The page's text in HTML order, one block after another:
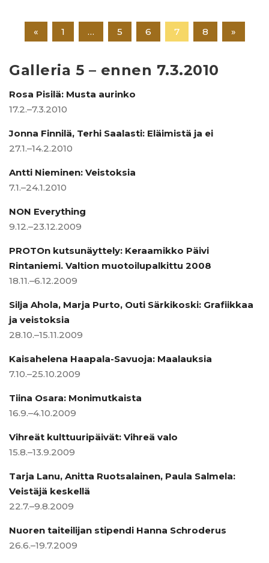
« 1 … 5 6 7 8 »
Galleria 5 – ennen 7.3.2010
Rosa Pisilä: Musta aurinko
17.2.–7.3.2010
Jonna Finnilä, Terhi Saalasti: Eläimistä ja ei
27.1.–14.2.2010
Antti Nieminen: Veistoksia
7.1.–24.1.2010
NON Everything
9.12.–23.12.2009
PROTOn kutsunäyttely: Keraamikko Päivi
Rintaniemi. Valtion muotoilupalkittu 2008
18.11.–6.12.2009
Silja Ahola, Marja Purto, Outi Särkikoski: Grafiikkaa
ja veistoksia
28.10.–15.11.2009
Kaisahelena Haapala-Savuoja: Maalauksia
7.10.–25.10.2009
Tiina Osara: Monimutkaista
16.9.–4.10.2009
Vihreät kulttuuripäivät: Vihreä valo
15.8.–13.9.2009
Tarja Lanu, Anitta Ruotsalainen, Paula Salmela:
Veistäjä keskellä
22.7.–9.8.2009
Nuoren taiteilijan stipendi Hanna Schroderus
26.6.–19.7.2009